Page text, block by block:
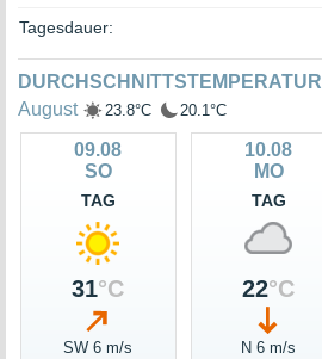
Tagesdauer:
DURCHSCHNITTSTEMPERATUR
August
23.8°C 20.1°C
09.08
SO
TAG
31°C
SW 6 m/s
10.08
MO
TAG
22°C
N 6 m/s